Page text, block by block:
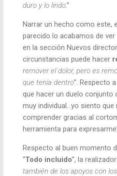
duro y lo lindo.”
Narrar un hecho como este,
parecido lo acabamos de
en la sección Nuevos
circunstancias puede hacer
remover el dolor, pero es
que tenía dentro”. Respecto
que hacer un duelo
muy individual…yo siento
comprender gracias al
herramienta para
Respecto al buen momento
“Todo incluido”, la
también de los apoyos con